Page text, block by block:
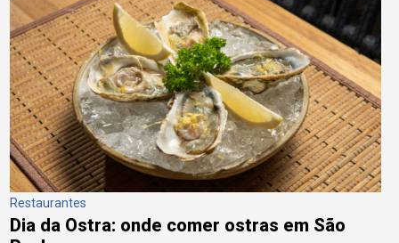
Restaurantes
Dia da Ostra: onde comer ostras em São